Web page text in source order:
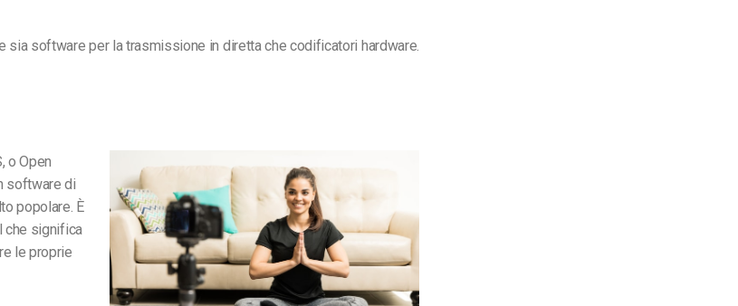
sia software per la trasmissione in diretta che codificatori hardware.
o Open
software di
popolare. È
che significa
le proprie